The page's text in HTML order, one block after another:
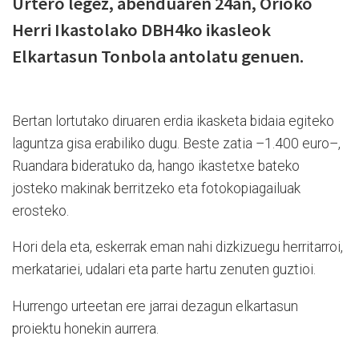
Herri Ikastolako DBH4ko ikasleok
Elkartasun Tonbola antolatu genuen.
Bertan lortutako diruaren erdia ikasketa bidaia egiteko
laguntza gisa erabiliko dugu. Beste zatia –1.400 euro–,
Ruandara bideratuko da, hango ikastetxe bateko
josteko makinak berritzeko eta fotokopiagailuak
erosteko.
Hori dela eta, eskerrak eman nahi dizkizuegu herritarroi,
merkatariei, udalari eta parte hartu zenuten guztioi.
Hurrengo urteetan ere jarrai dezagun elkartasun
proiektu honekin aurrera.